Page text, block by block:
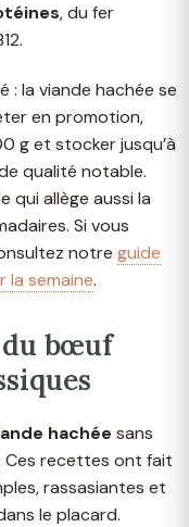
, du fer
la viande hachée se
en promotion,
g et stocker jusqu’à
qualité notable.
qui allège aussi la
Si vous
notre guide
la semaine.
du bœuf
hachée sans
Ces recettes ont fait
rassasiantes et
le placard.